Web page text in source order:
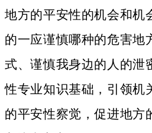
地方的平安性的机会和机
的一应谨慎哪种的危害地
式、谨慎我身边的人的泄
性专业知识基础，引领机
的平安性察觉，促进地方